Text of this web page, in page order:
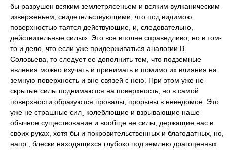
бы разрушен всяким землетрясеньем и всяким вулканическим
изверженьем, свидетельствующими, что под видимою
поверхностью таятся действующие, и, следовательно,
действительные силы». Это все вполне справедливо, но в том-
то и дело, что если уже придерживаться аналогии В.
Соловьева, то следует ее дополнить тем, что подземные
явления можно изучать и принимать и помимо их влияния на
земную поверхность и вне связей с нею. При этом уже не
скрытые силы поднимаются на поверхность, но в самой
поверхности образуются провалы, прорывы в неведомое. Это
уже не страшные силˬ колеблющие и взрывающие наше
обычное существование и вообще не силы, держащие нас в
своих руках, хотя бы и покровительственных и благодатных, но,
напр., блески находящихся глубоко под землею драгоценных